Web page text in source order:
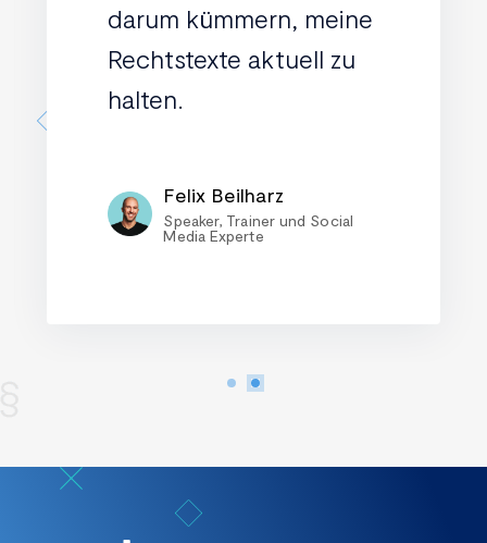
darum kümmern, meine
Rechtstexte aktuell zu
halten.
Felix Beilharz
Speaker, Trainer und Social
Media Experte